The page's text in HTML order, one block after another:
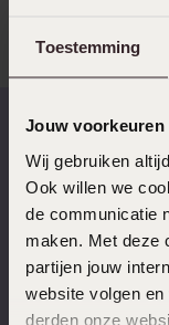
Toestemming
Jouw voorkeuren
Wij gebruiken
Ook willen we
de communicatie
maken. Met deze
partijen jouw
website volgen
derden onze
Op werkdagen
besteld, morgen
Gratis